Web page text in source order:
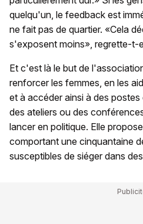
quelqu'un, le feedback est
ne fait pas de quartier. «Cela
s'exposent moins», regrette-t-
Et c'est là le but de
renforcer les femmes, en les
et à accéder ainsi à des
des ateliers ou des
lancer en politique. Elle
comportant une cinquantaine
susceptibles de siéger dans